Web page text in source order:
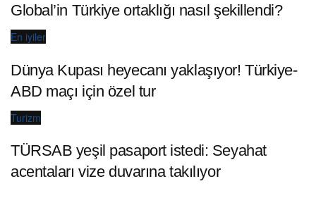
Global’in Türkiye ortaklığı nasıl şekillendi?
En iyiler
Dünya Kupası heyecanı yaklaşıyor! Türkiye-
ABD maçı için özel tur
Turizm
TÜRSAB yeşil pasaport istedi: Seyahat
acentaları vize duvarına takılıyor